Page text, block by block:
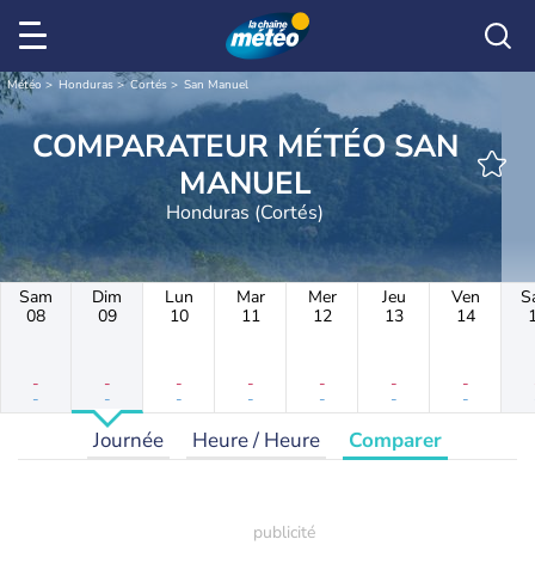
Météo Honduras Cortés San Manuel
COMPARATEUR MÉTÉO SAN
MANUEL
Honduras (Cortés)
Sam
08
-
-
Dim
09
-
-
Lun
10
-
-
Mar
11
-
-
Mer
12
-
-
Jeu
13
-
-
Ven
14
-
-
Journée Heure / Heure Comparer